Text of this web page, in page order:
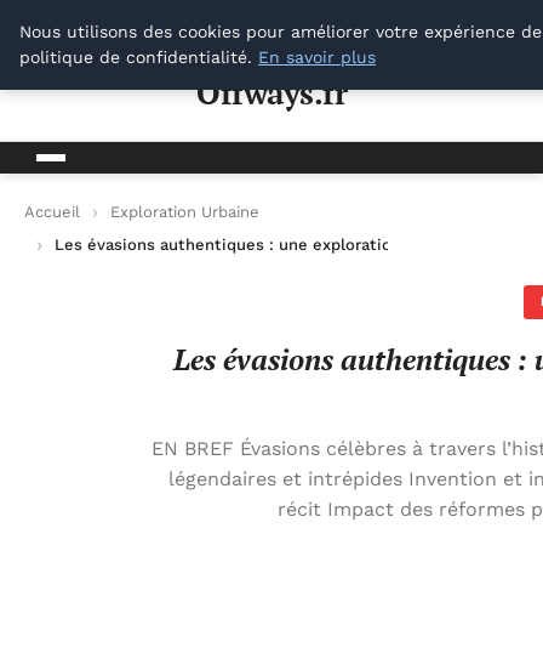
Offways.fr
Offways.fr
Accueil
Exploration Urbaine
Les évasions authentiques : une exploration des évasions
Les évasions authentiques :
EN BREF Évasions célèbres à travers
légendaires et intrépides Invention et
récit Impact des réformes
Nous utilisons des cookies pour améliorer votre expérience
politique de confidentialité. En savoir plus